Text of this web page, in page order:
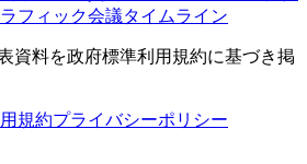
フィック会議タイムライン
資料を政府標準利用規約に基づき掲
規約プライバシーポリシー